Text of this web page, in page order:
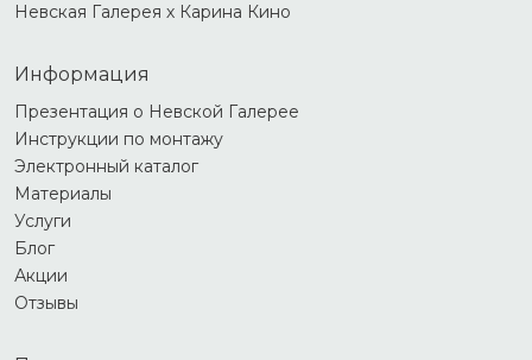
Невская Галерея х Карина Кино
Информация
Презентация о Невской Галерее
Инструкции по монтажу
Электронный каталог
Материалы
Услуги
Блог
Акции
Отзывы